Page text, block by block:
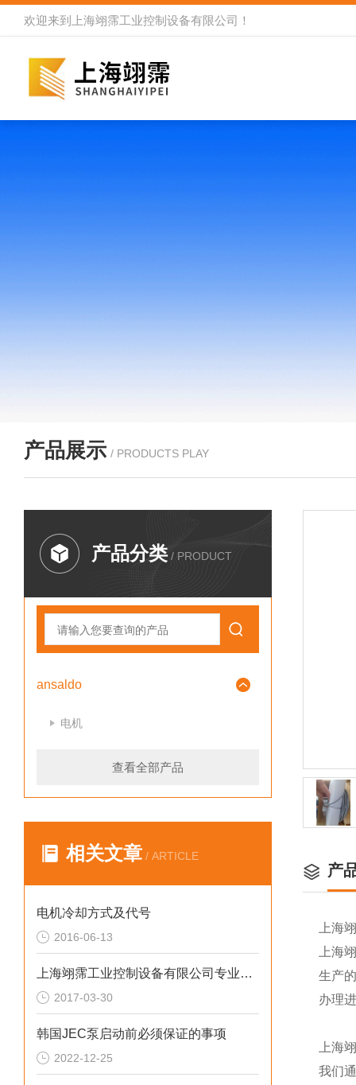
欢迎来到 上海翊霈工业控制设备有限公司 ！
产品展示 / PRODUCTS PLAY
产品分类 / PRODUCT
ansaldo
电机
查看全部产品
相关文章 / ARTICLE
电机冷却方式及代号
2016-06-13
上海翊霈工业控制设备有限公司专业维修技术篇（5）
2017-03-30
韩国JEC泵启动前必须保证的事项
2022-12-25
产
上海
上海
生产
办理
上海
我们